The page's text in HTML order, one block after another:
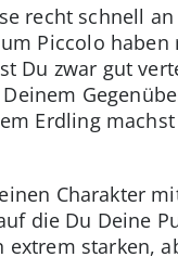
recht schnell
Piccolo
Du zwar gut
Erdling
Charakter
die Du Deine
starken,